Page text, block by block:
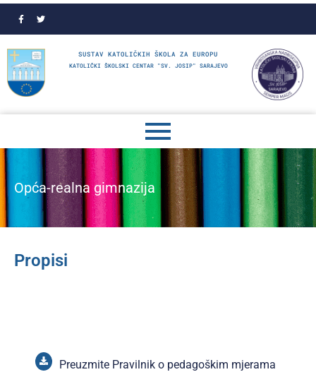
SUSTAV KATOLIČKIH ŠKOLA ZA EUROPU
KATOLIČKI ŠKOLSKI CENTAR "SV. JOSIP" SARAJEVO
Opća-realna gimnazija
Propisi
Preuzmite Pravilnik o pedagoškim mjerama